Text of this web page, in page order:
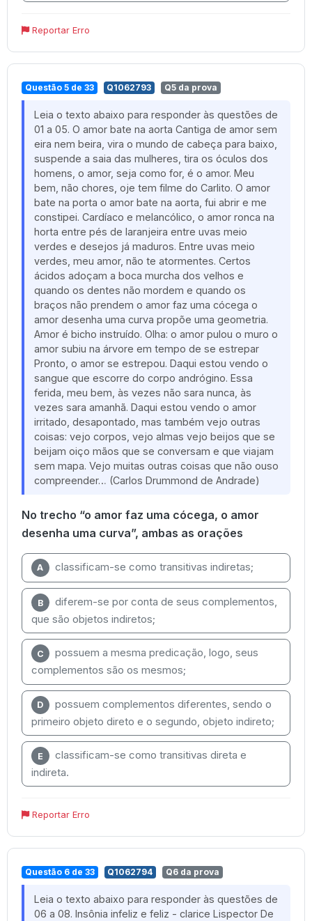
Reportar Erro
Questão 5 de 33 Q1062793 Q5 da prova
Leia o texto abaixo para responder às questões de
01 a 05. O amor bate na aorta Cantiga de amor sem
eira nem beira, vira o mundo de cabeça para baixo,
suspende a saia das mulheres, tira os óculos dos
homens, o amor, seja como for, é o amor. Meu
bem, não chores, oje tem filme do Carlito. O amor
bate na porta o amor bate na aorta, fui abrir e me
constipei. Cardíaco e melancólico, o amor ronca na
horta entre pés de laranjeira entre uvas meio
verdes e desejos já maduros. Entre uvas meio
verdes, meu amor, não te atormentes. Certos
ácidos adoçam a boca murcha dos velhos e
quando os dentes não mordem e quando os
braços não prendem o amor faz uma cócega o
amor desenha uma curva propõe uma geometria.
Amor é bicho instruído. Olha: o amor pulou o muro o
amor subiu na árvore em tempo de se estrepar
Pronto, o amor se estrepou. Daqui estou vendo o
sangue que escorre do corpo andrógino. Essa
ferida, meu bem, às vezes não sara nunca, às
vezes sara amanhã. Daqui estou vendo o amor
irritado, desapontado, mas também vejo outras
coisas: vejo corpos, vejo almas vejo beijos que se
beijam oiço mãos que se conversam e que viajam
sem mapa. Vejo muitas outras coisas que não ouso
compreender… (Carlos Drummond de Andrade)
No trecho “o amor faz uma cócega, o amor
desenha uma curva”, ambas as orações
A classificam-se como transitivas indiretas;
B
diferem-se por conta de seus complementos,
que são objetos indiretos;
C
possuem a mesma predicação, logo, seus
complementos são os mesmos;
D
possuem complementos diferentes, sendo o
primeiro objeto direto e o segundo, objeto indireto;
E
classificam-se como transitivas direta e
indireta.
Reportar Erro
Questão 6 de 33 Q1062794 Q6 da prova
Leia o texto abaixo para responder às questões de
06 a 08. Insônia infeliz e feliz - clarice Lispector De